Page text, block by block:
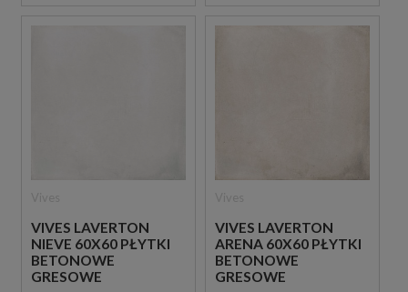
VIVES LAVERTON
NIEVE 60X60 PŁYTKI
BETONOWE
GRESOWE
VIVES LAVERTON
ARENA 60X60 PŁYTKI
BETONOWE
GRESOWE